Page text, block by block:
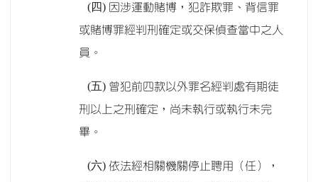
(四) 因涉運動賭博，犯詐欺罪、背信罪
或賭博罪經判刑確定或交保偵查當中之人
員。
(五) 曾犯前四款以外罪名經判處有期徒
刑以上之刑確定，尚未執行或執行未完
畢。
(六)依法經相關機關停止聘用（任），